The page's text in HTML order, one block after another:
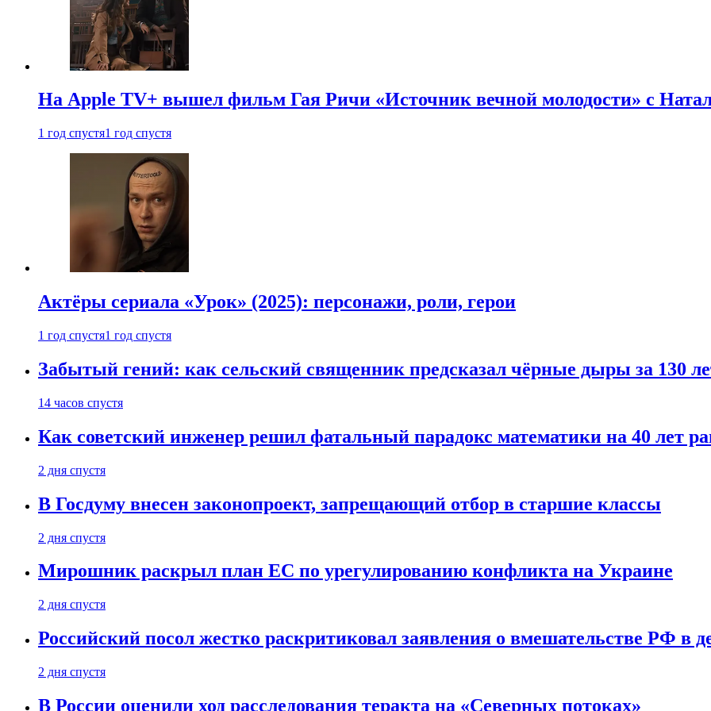
На Apple TV+ вышел фильм Гая Ричи «Источник вечной молодости» с
1 год спустя1 год спустя
Актёры сериала «Урок» (2025): персонажи, роли, герои
1 год спустя1 год спустя
Забытый гений: как сельский священник предсказал чёрные дыры за 130
14 часов спустя
Как советский инженер решил фатальный парадокс математики на 40 лет
2 дня спустя
В Госдуму внесен законопроект, запрещающий отбор в старшие классы
2 дня спустя
Мирошник раскрыл план ЕС по урегулированию конфликта на Украине
2 дня спустя
Российский посол жестко раскритиковал заявления о вмешательстве РФ в
2 дня спустя
В России оценили ход расследования теракта на «Северных потоках»